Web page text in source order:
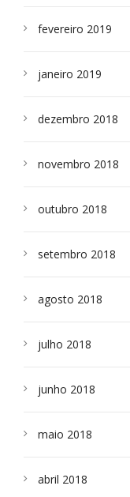
fevereiro 2019
janeiro 2019
dezembro 2018
novembro 2018
outubro 2018
setembro 2018
agosto 2018
julho 2018
junho 2018
maio 2018
abril 2018